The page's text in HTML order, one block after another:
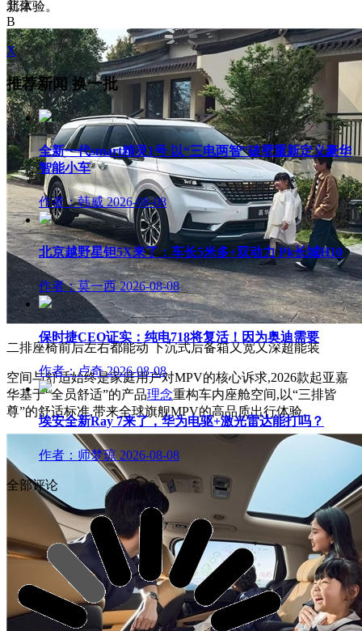
新体验。
二排座椅前后左右都能动 下沉式后备箱又宽又深超能装
空间与舒适始终是家庭用户对MPV的核心诉求,2026款起亚嘉
华基于“全员舒适”的产品理念重构车内座舱空间,以“三排皆
尊”的舒适标准,带来全球旗舰MPV的高品质出行体验。
北京
B
X
推荐新闻换一批
全新一代smart精灵1号 以“三电两智”破壁重新定义豪华
智能小车
作者：韩威 2026-08-08
北京越野星钽5X来了：车长5米多+双动力 Pk长城H10
作者：莫一西 2026-08-08
保时捷CEO证实：纯电718将复活！因为奥迪需要
作者：卢奇 2026-08-08
埃安全新Ray 7来了，华为电驱+激光雷达能打吗？
作者：师梦琼 2026-08-08
全部评论